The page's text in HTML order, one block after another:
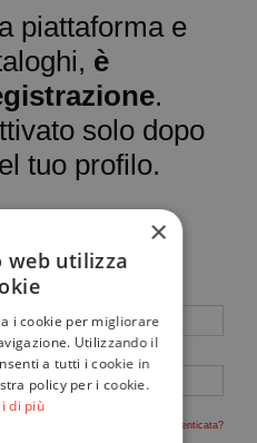
piattaforma e
è
.
solo dopo
tuo profilo.
Password dimenticata?
×
web utilizza
i cookie per migliorare
Utilizzando il
a tutti i cookie in
policy per i cookie.
di più